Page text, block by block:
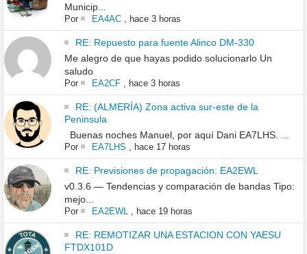
Municip...
Por EA4AC, hace 3 horas
RE: Repuesto para fuente Alinco DM-330
Me alegro de que hayas podido solucionarlo Un
saludo
Por EA2CF, hace 3 horas
RE: (ALMERÍA) Zona activa sur-este de la
Peninsula
Buenas noches Manuel, por aquí Dani EA7LHS. ...
Por EA7LHS hace 17 horas
RE: Previsiones de propagación: EA2EWL
v0.3.6 — Tendencias y comparación de bandas Tipo:
mejo...
Por EA2EWL hace 19 horas
RE: REMOTIZAR UNA ESTACION CON YAESU
FTDX101D